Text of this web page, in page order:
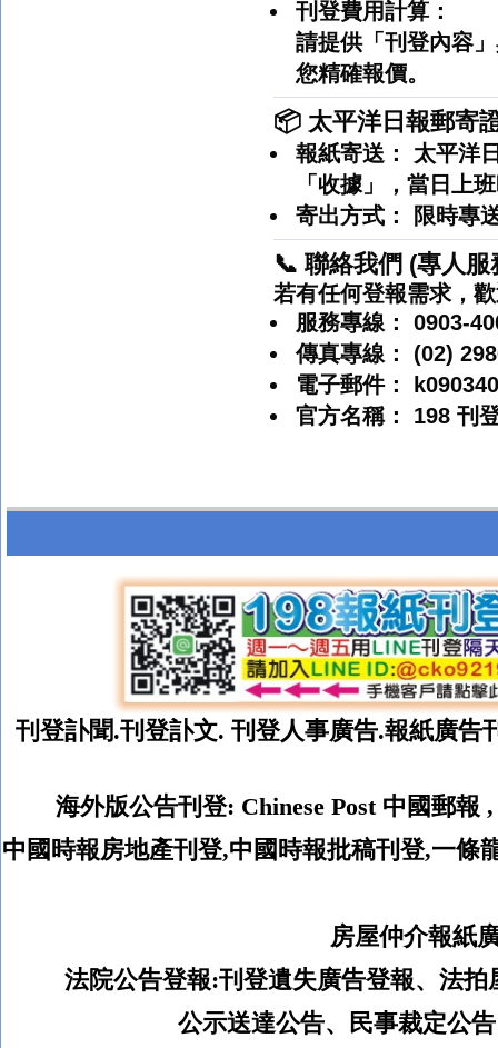
刊登費用計算：
請提供「 刊登內容
您精確報價。
📦 太平洋日報郵寄
報紙寄送：
太平洋
「收據」，當日上
寄出方式：
限時專
📞 聯絡我們 (專人服
若有任何登報需求，
服務專線：
0903-
傳真專線：
(02)
電子郵件：
官方名稱：
198 刊
刊登訃聞.刊登訃文. 刊登人事廣告.報紙廣告
海外版公告刊登: Chinese Post 中國郵報
中國時報房地產刊登,中國時報批稿刊登,一條
房屋仲介報紙
法院公告登報:刊登遺失廣告登報、法
公示送達公告、民事裁定公